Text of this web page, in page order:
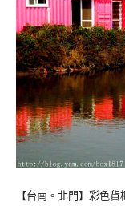
【台南。北門】彩色